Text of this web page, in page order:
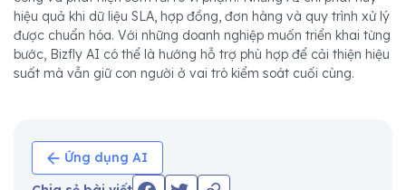
hiệu quả khi dữ liệu SLA, hợp đồng, đơn hàng và quy trình xử lý
được chuẩn hóa. Với những doanh nghiệp muốn triển khai từng
bước, Bizfly AI có thể là hướng hỗ trợ phù hợp để cải thiện hiệu
suất mà vẫn giữ con người ở vai trò kiểm soát cuối cùng.
Ứng dụng AI